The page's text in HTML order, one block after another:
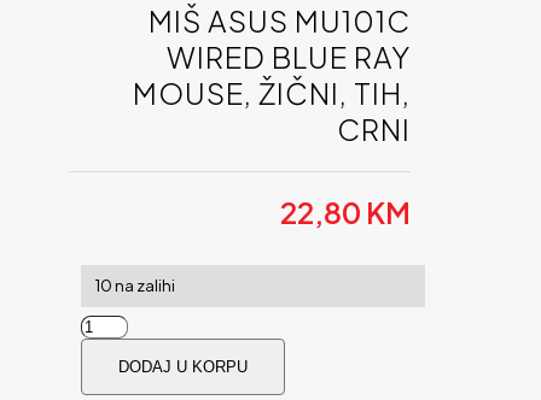
MIŠ ASUS MU101C
WIRED BLUE RAY
MOUSE, ŽIČNI, TIH,
CRNI
22,80 KM
10 na zalihi
Miš
ASUS
MU101C
Wired
DODAJ U KORPU